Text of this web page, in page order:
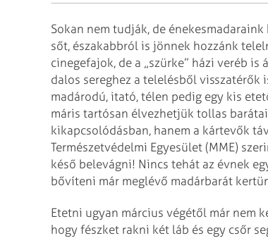
Sokan nem tudják, de
sőt, északabbról is jönnek hozzánk
cinegefajok, de a „szürke” házi veréb
dalos sereghez a telelésből
madárodú, itató, télen pedig egy kis
máris tartósan élvezhetjük tollas
kikapcsolódásban, hanem a kártevők
Természetvédelmi Egyesület (MME)
késő belevágni! Nincs tehát az évnek
bővíteni már meglévő madárbarát
Etetni ugyan március végétől már nem
hogy fészket rakni két láb és egy csőr